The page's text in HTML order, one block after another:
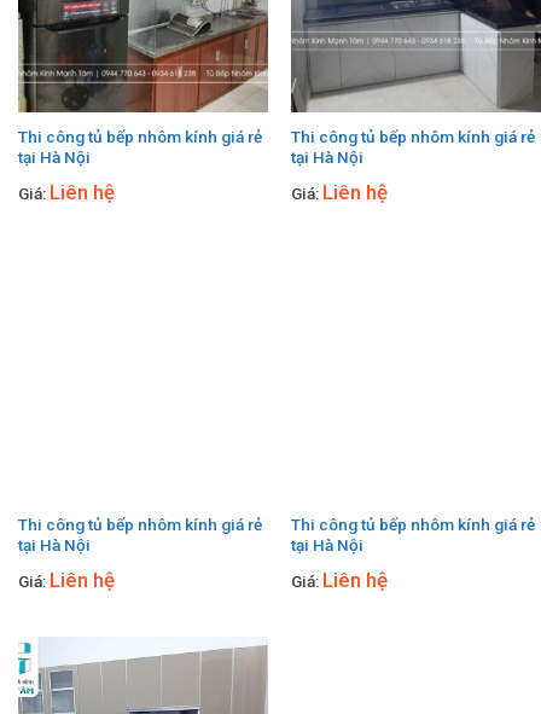
Thi công tủ bếp nhôm kính giá rẻ
tại Hà Nội
Giá: Liên hệ
Thi công tủ bếp nhôm kính giá rẻ
tại Hà Nội
Giá: Liên hệ
Thi công tủ bếp nhôm kính giá rẻ
tại Hà Nội
Giá: Liên hệ
Thi công tủ bếp nhôm kính giá rẻ
tại Hà Nội
Giá: Liên hệ